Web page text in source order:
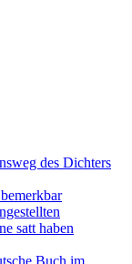
des Dichters
satt haben
Buch im